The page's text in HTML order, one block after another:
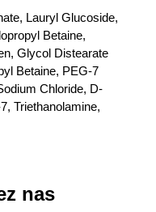
Lauryl Glucoside,
Betaine,
Glycol Distearate
Betaine, PEG-7
Chloride, D-
Triethanolamine,
nas